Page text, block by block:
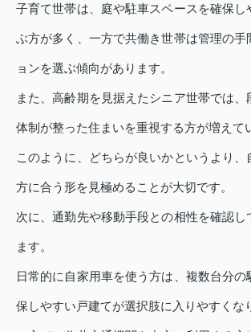
子育て世帯は、庭や駐車スペースを確保し
ぶ方が多く、一方で共働き世帯は管理の手
ョンを選ぶ傾向があります。
また、高齢期を見据えたシニア世帯では、
体制が整った住まいを重視する方が増えて
このように、どちらが良いかというより、
方に合う形を見極めることが大切です。
次に、通勤先や移動手段との相性を確認し
ます。
日常的に自家用車を使う方は、複数台分
保しやすい戸建てが選択肢に入りやすくな